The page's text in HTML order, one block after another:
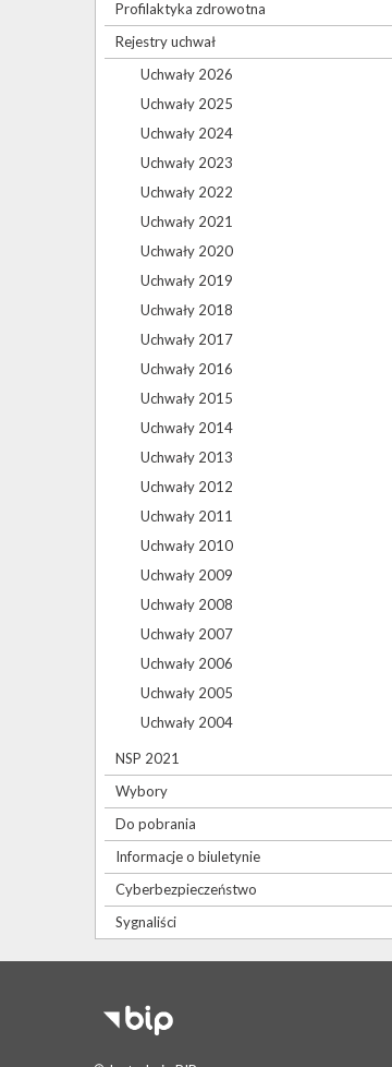
Profilaktyka zdrowotna
Rejestry uchwał
Uchwały 2026
Uchwały 2025
Uchwały 2024
Uchwały 2023
Uchwały 2022
Uchwały 2021
Uchwały 2020
Uchwały 2019
Uchwały 2018
Uchwały 2017
Uchwały 2016
Uchwały 2015
Uchwały 2014
Uchwały 2013
Uchwały 2012
Uchwały 2011
Uchwały 2010
Uchwały 2009
Uchwały 2008
Uchwały 2007
Uchwały 2006
Uchwały 2005
Uchwały 2004
NSP 2021
Wybory
Do pobrania
Informacje o biuletynie
Cyberbezpieczeństwo
Sygnaliści